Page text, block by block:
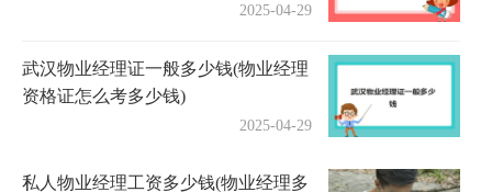
2025-04-29
武汉物业经理证一般多少钱(物业经理
资格证怎么考多少钱)
2025-04-29
私人物业经理工资多少钱(物业经理多